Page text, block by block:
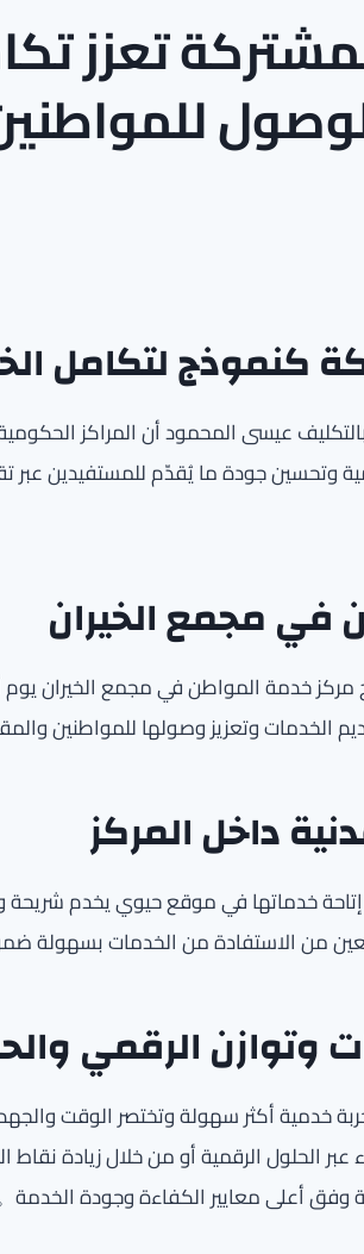
تعزز
كنموذج لتكامل
عيسى المحمود أن المراكز
وتحسين جودة ما يُقدّم للمستفيدين عبر
في مجمع الخيران
مركز خدمة المواطن في مجمع الخيران
الخدمات وتعزيز وصولها للمواطنين
داخل المركز
خدماتها في موقع حيوي يخدم
من الاستفادة من الخدمات بسهولة
وتوازن الرقمي
خدمية أكثر سهولة وتختصر الوقت
الحلول الرقمية أو من خلال زيادة نقاط
وفق أعلى معايير الكفاءة وجودة الخدمة